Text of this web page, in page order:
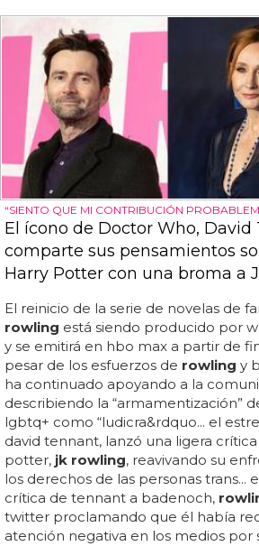
“SIENTO QUE MI CONTRIBUCIÓN
El ícono de Doctor Who, David
comparte sus pensamientos
Harry Potter con una broma a
El reinicio de la serie de novelas de
rowling está siendo producido por
y se emitirá en hbo max a partir de
pesar de los esfuerzos de rowling y
ha continuado apoyando a la
describiendo la “armamentización”
lgbtq+ como “ludicra&rdquo... el
david tennant, lanzó una ligera
potter, jk rowling, reavivando su
los derechos de las personas trans...
crítica de tennant a badenoch,
twitter proclamando que él había
atención negativa en los medios por